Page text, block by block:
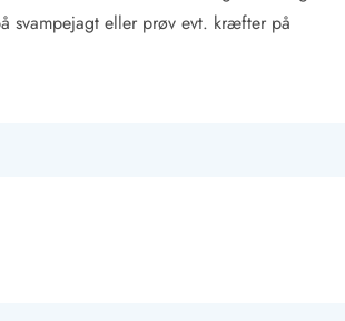
svampejagt eller prøv evt. kræfter på